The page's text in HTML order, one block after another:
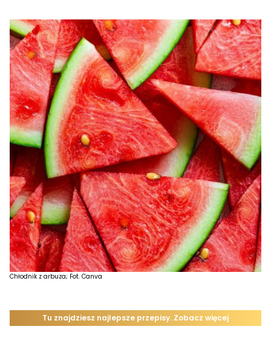
Chłodnik z arbuza; Fot. Canva